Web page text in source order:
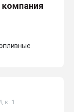
компания
к. 1